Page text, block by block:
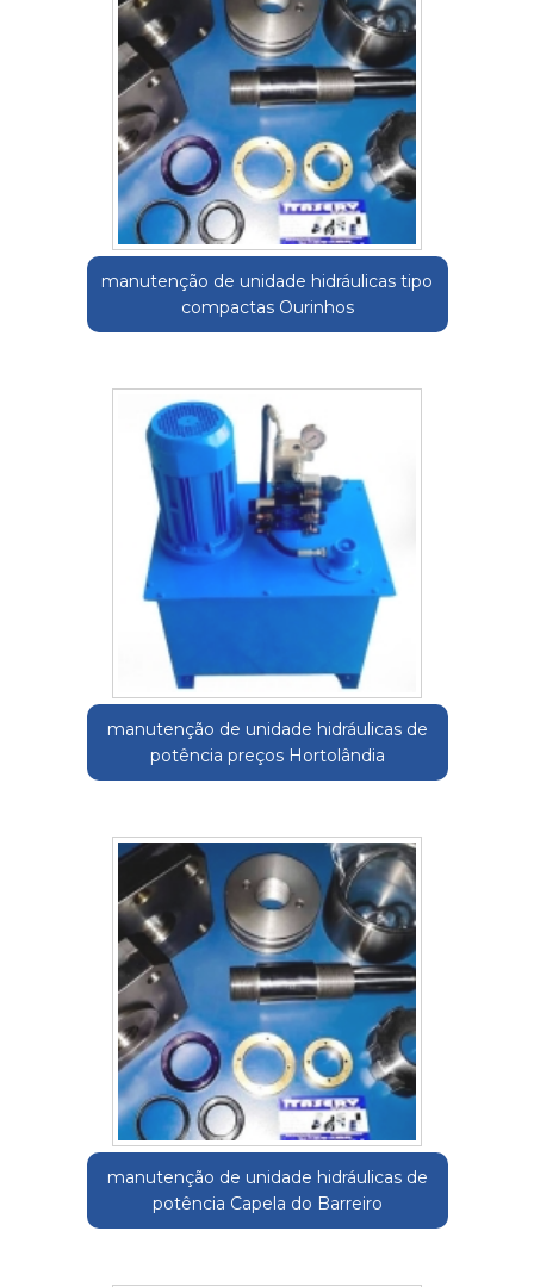
manutenção de unidade hidráulicas tipo
compactas Ourinhos
manutenção de unidade hidráulicas de
potência preços Hortolândia
manutenção de unidade hidráulicas de
potência Capela do Barreiro